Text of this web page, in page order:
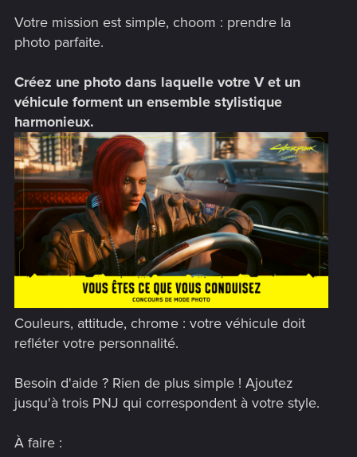
Votre mission est simple, choom : prendre la
photo parfaite.
Créez une photo dans laquelle votre V et un
véhicule forment un ensemble stylistique
harmonieux.
Couleurs, attitude, chrome : votre véhicule doit
refléter votre personnalité.
Besoin d'aide ? Rien de plus simple ! Ajoutez
jusqu'à trois PNJ qui correspondent à votre style.
À faire :